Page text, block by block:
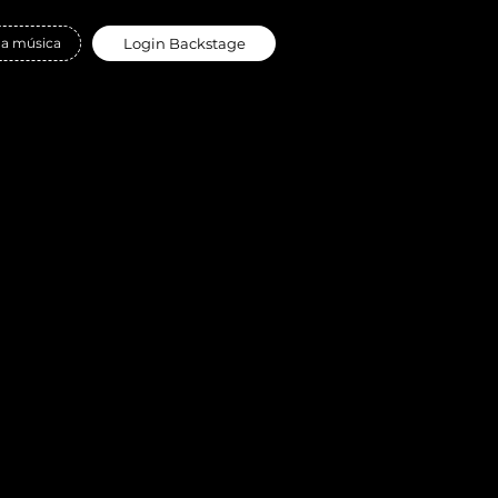
Login Backstage
música